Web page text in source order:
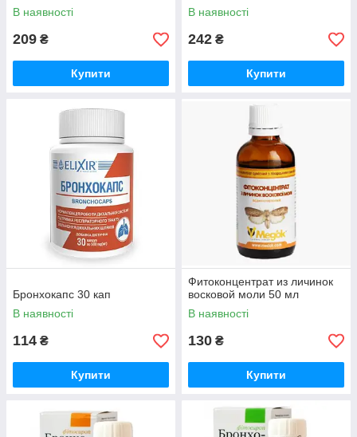
В наявності
209 ₴
Купити
В наявності
242 ₴
Купити
Бронхокапс 30 кап
В наявності
114 ₴
Купити
Фитоконцентрат из личинок
восковой моли 50 мл
В наявності
130 ₴
Купити